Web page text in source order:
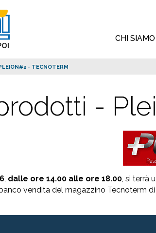
CHI SIAMO
- TECNOTERM
-
, dalle ore 14.00 alle ore 18.00, si terrà
vendita del magazzino Tecnoterm di